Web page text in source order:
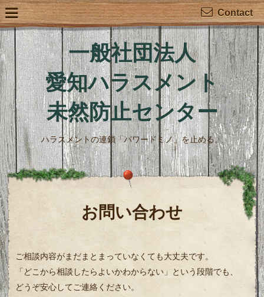
Contact
一般社団法人
愛知ハラスメント
未然防止センター
ハラスメントの連鎖「パワードミノ」を止める。
お問い合わせ
ご相談内容がまだまとまっていなくても大丈夫です。
「どこから相談したらよいかわからない」という段階でも、
どうぞ安心してご連絡ください。